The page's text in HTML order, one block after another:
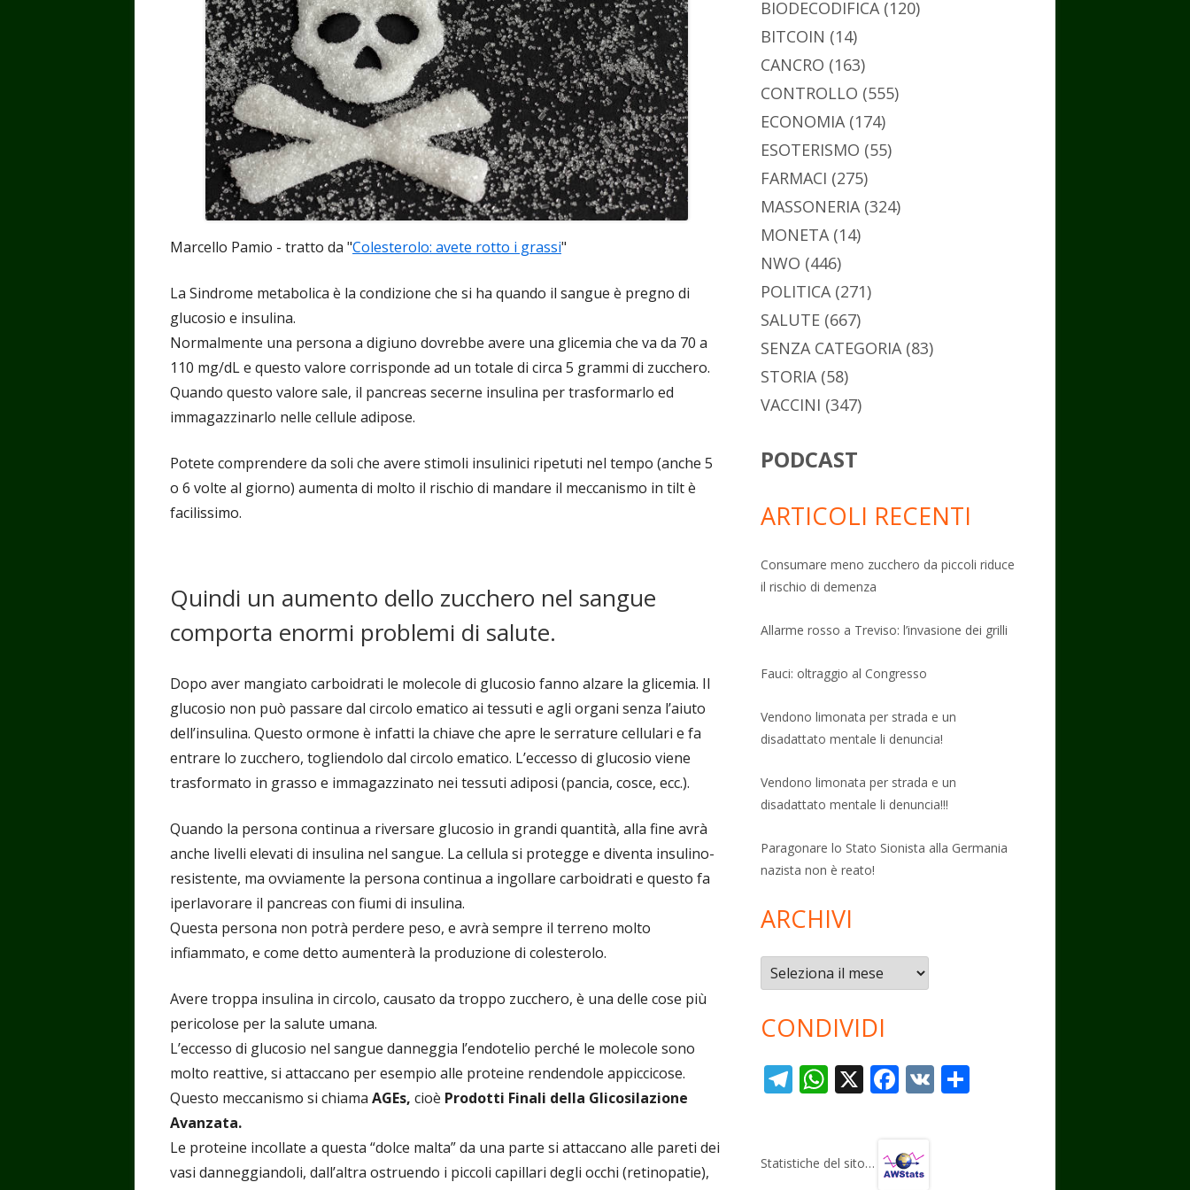
di
Marcello Pamio - tratto da "Colesterolo: avete rotto i grassi"
La Sindrome metabolica è la condizione che si ha quando il sangue è pregno di
glucosio e insulina.
Normalmente una persona a digiuno dovrebbe avere una glicemia che va da 70 a
110 mg/dL e questo valore corrisponde ad un totale di circa 5 grammi di zucchero.
Quando questo valore sale, il pancreas secerne insulina per trasformarlo ed
immagazzinarlo nelle cellule adipose.
Potete comprendere da soli che avere stimoli insulinici ripetuti nel tempo (anche 5
o 6 volte al giorno) aumenta di molto il rischio di mandare il meccanismo in tilt è
facilissimo.
Quindi un aumento dello zucchero nel sangue
comporta enormi problemi di salute.
Dopo aver mangiato carboidrati le molecole di glucosio fanno alzare la glicemia. Il
glucosio non può passare dal circolo ematico ai tessuti e agli organi senza l’aiuto
dell’insulina. Questo ormone è infatti la chiave che apre le serrature cellulari e fa
entrare lo zucchero, togliendolo dal circolo ematico. L’eccesso di glucosio viene
trasformato in grasso e immagazzinato nei tessuti adiposi (pancia, cosce, ecc.).
Quando la persona continua a riversare glucosio in grandi quantità, alla fine avrà
anche livelli elevati di insulina nel sangue. La cellula si protegge e diventa insulino-
resistente, ma ovviamente la persona continua a ingollare carboidrati e questo fa
iperlavorare il pancreas con fiumi di insulina.
Questa persona non potrà perdere peso, e avrà sempre il terreno molto
infiammato, e come detto aumenterà la produzione di colesterolo.
Avere troppa insulina in circolo, causato da troppo zucchero, è una delle cose più
pericolose per la salute umana.
L’eccesso di glucosio nel sangue danneggia l’endotelio perché le molecole sono
molto reattive, si attaccano per esempio alle proteine rendendole appiccicose.
Questo meccanismo si chiama AGEs, cioè Prodotti Finali della Glicosilazione
Avanzata.
Le proteine incollate a questa “dolce malta” da una parte si attaccano alle pareti dei
vasi danneggiandoli, dall’altra ostruendo i piccoli capillari degli occhi (retinopatie),
BIODECODIFICA(120)
BITCOIN (14)
CANCRO (163)
CONTROLLO (555)
ECONOMIA(174)
ESOTERISMO (55)
FARMACI (275)
MASSONERIA(324)
MONETA(14)
NWO (446)
POLITICA(271)
SALUTE (667)
SENZA CATEGORIA(83)
STORIA(58)
VACCINI (347)
PODCAST
ARTICOLI RECENTI
Consumare meno zucchero da piccoli riduce
il rischio di demenza
Allarme rosso a Treviso: l’invasione dei grilli
Fauci: oltraggio al Congresso
Vendono limonata per strada e un
disadattato mentale li denuncia!
Vendono limonata per strada e un
disadattato mentale li denuncia!!!
Paragonare lo Stato Sionista alla Germania
nazista non è reato!
ARCHIVI
Archivi
CONDIVIDI
T
gr
W
s
X F
b
V
Statistiche del sito…